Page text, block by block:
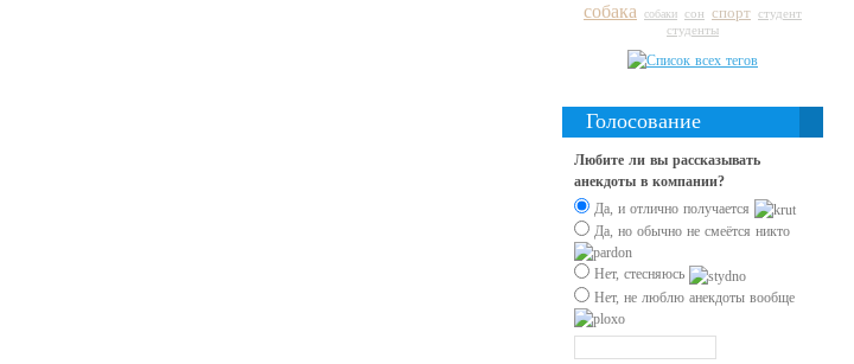
собака собаки сон спорт студент
студенты
Голосование
Любите ли вы рассказывать
анекдоты в компании?
Да, и отлично получается
Да, но обычно не смеётся никто
Нет, стесняюсь
Нет, не люблю анекдоты вообще